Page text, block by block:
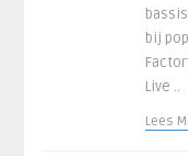
bij
Live ..
Lees